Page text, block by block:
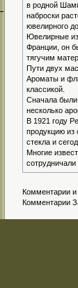
в родной
наброски
ювелирного
Ювелирные
Франции, он
тягучим
Пути двух
Ароматы и
классикой.
Сначала
несколько
В 1921 году
продукцию из
стекла и
Многие
сотрудничали
Комментарии и
Комментарии